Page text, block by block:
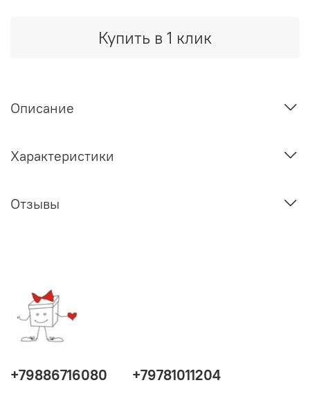
Купить в 1 клик
Описание
Характеристики
Отзывы
+79886716080 +79781011204